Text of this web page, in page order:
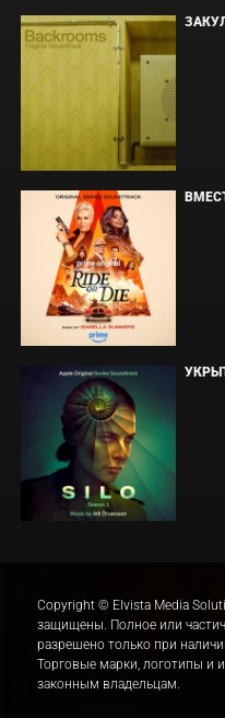
Copyright © Elvista Media
защищены. Полное или
разрешено только при
Торговые марки, логотипы и
законным владельцам.